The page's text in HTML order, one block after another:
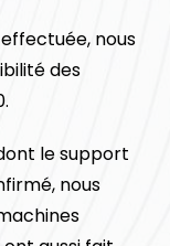
nous
des
le support
nous